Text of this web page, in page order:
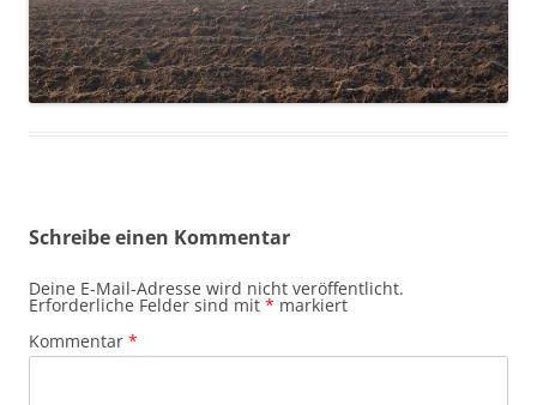
Schreibe einen Kommentar
Deine E-Mail-Adresse wird nicht veröffentlicht.
Erforderliche Felder sind mit * markiert
Kommentar *